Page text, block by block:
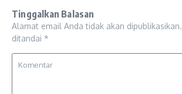
Tinggalkan Balasan
Alamat email Anda tidak akan dipublikasikan.
ditandai *